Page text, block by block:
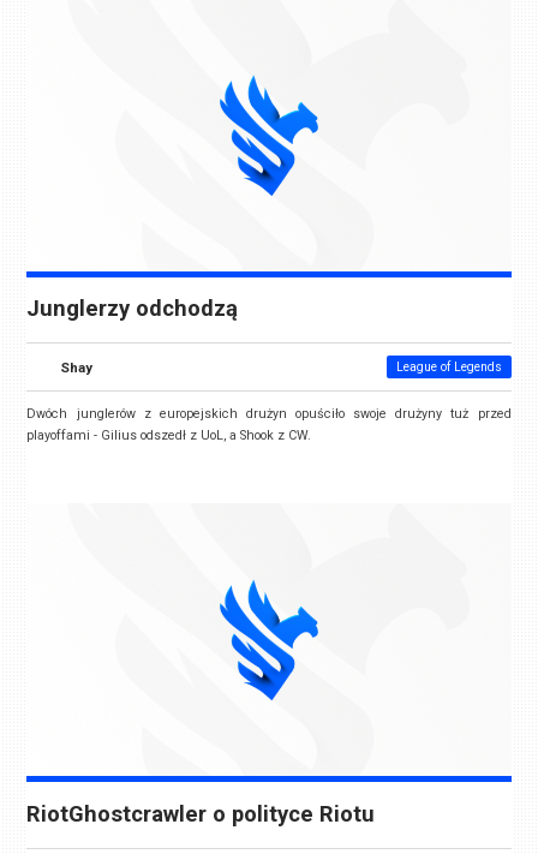
Junglerzy odchodzą
Shay League of Legends
Dwóch junglerów z europejskich drużyn opuściło swoje drużyny tuż przed
playoffami - Gilius odszedł z UoL, a Shook z CW.
RiotGhostcrawler o polityce Riotu